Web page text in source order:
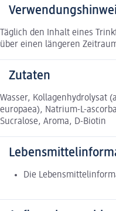
Täglich den Inhalt eines
über einen längeren
Zutaten
Wasser, Kollagenhydrolysat
europaea), Natrium-L-
Sucralose, Aroma, D-Biotin
Die